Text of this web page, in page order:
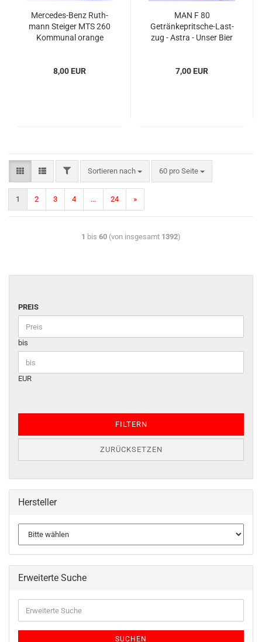
Mercedes-​​​​​​Benz Ruth­
mann Stei­ger MTS 260
Kom­mu­nal oran­ge
8,00 EUR
MAN F 80
Getränkepritsche-​​​Last­
zug - Astra - Unser Bier
7,00 EUR
Sortieren nach 60 pro Seite
1 2 3 4 ... 24 »
1 bis 60 (von insgesamt 1392)
PREIS
bis
EUR
FILTERN
ZURÜCKSETZEN
Hersteller
Erweiterte Suche
SUCHEN